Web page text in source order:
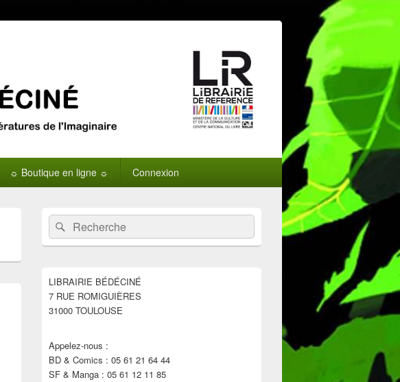
☼ Boutique en ligne ☼ Connexion
Zone
principale
de
widget
barre
latérale
Recherche :Rechercher
LIBRAIRIE BÉDÉCINÉ
7 RUE ROMIGUIÈRES
31000 TOULOUSE
Appelez-nous :
BD & Comics : 05 61 21 64 44
SF & Manga : 05 61 12 11 85